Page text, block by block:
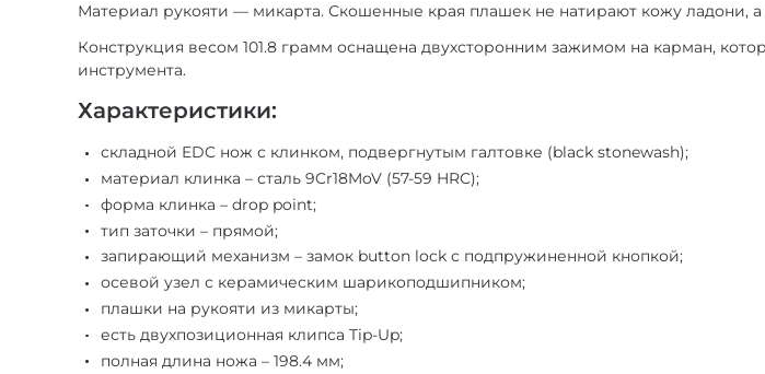
Материал рукояти — микарта. Скошенные края плашек не натирают кожу ладони,
Конструкция весом 101.8 грамм оснащена двухсторонним зажимом на карман,
инструмента.
Характеристики:
складной EDC нож с клинком, подвергнутым галтовке (black stonewash);
материал клинка – сталь 9Cr18MoV (57-59 HRC);
форма клинка – drop point;
тип заточки – прямой;
запирающий механизм – замок button lock с подпружиненной кнопкой;
осевой узел с керамическим шарикоподшипником;
плашки на рукояти из микарты;
есть двухпозиционная клипса Tip-Up;
полная длина ножа – 198.4 мм;